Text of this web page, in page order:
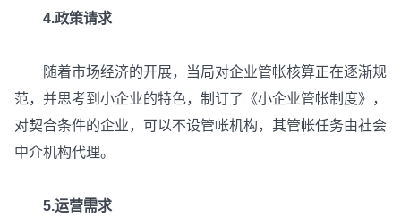
4.政策请求
随着市场经济的开展，当局对企业管帐核算正在逐渐规
范，并思考到小企业的特色，制订了《小企业管帐制度》，
对契合条件的企业，可以不设管帐机构，其管帐任务由社会
中介机构代理。
5.运营需求